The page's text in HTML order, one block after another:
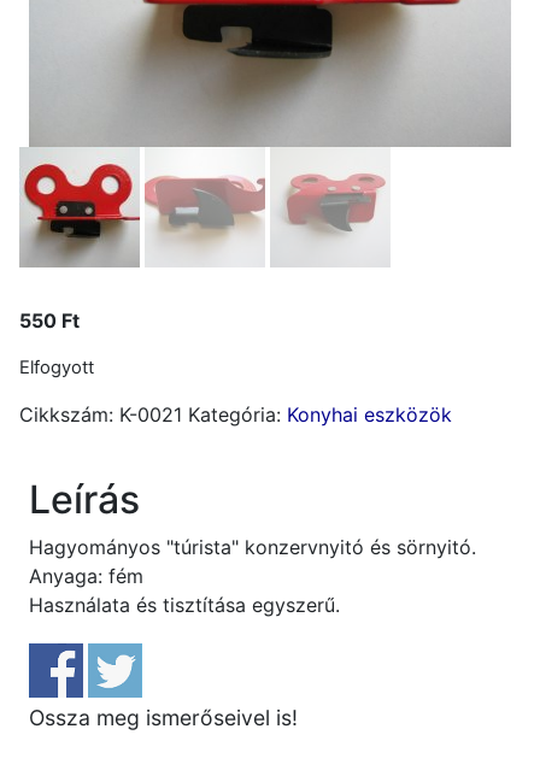
550 Ft
Elfogyott
Cikkszám: K-0021 Kategória: Konyhai eszközök
Leírás
Hagyományos "túrista" konzervnyitó és sörnyitó.
Anyaga: fém
Használata és tisztítása egyszerű.
Ossza meg ismerőseivel is!